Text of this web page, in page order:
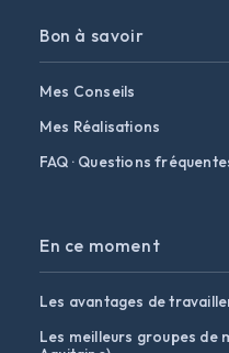
Bon à savoir
Mes Conseils
Mes Réalisations
FAQ · Questions
En ce moment
Les avantages de
Les meilleurs groupes de